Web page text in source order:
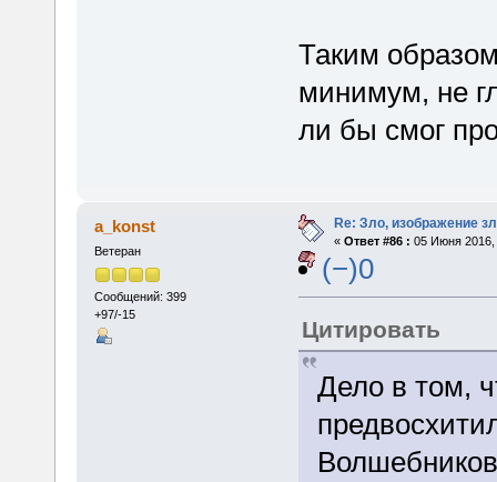
Таким
минимум, не
ли бы смог
a_konst
Ветеран
Сообщений: 399
+97/-15
Re: Зло, изображение
« Ответ #86 : 05 Июня 2016,
(−)0
Цитировать
Дело в том,